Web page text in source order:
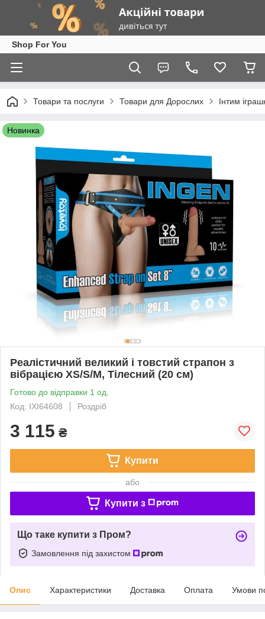
Shop For You
Товари та послуги Товари для Дорослих Інтим
Новинка
Реалістичний великий і товстий страпон з
вібрацією XS/S/M, Тілесний (20 см)
Готово до відправки 1 од.
Код: IXI64608
Роздріб
3 115 ₴
Купити
або
Купити з
Що таке купити з Пром?
Замовлення під захистом
Опис Характеристики Доставка Оплата Умови